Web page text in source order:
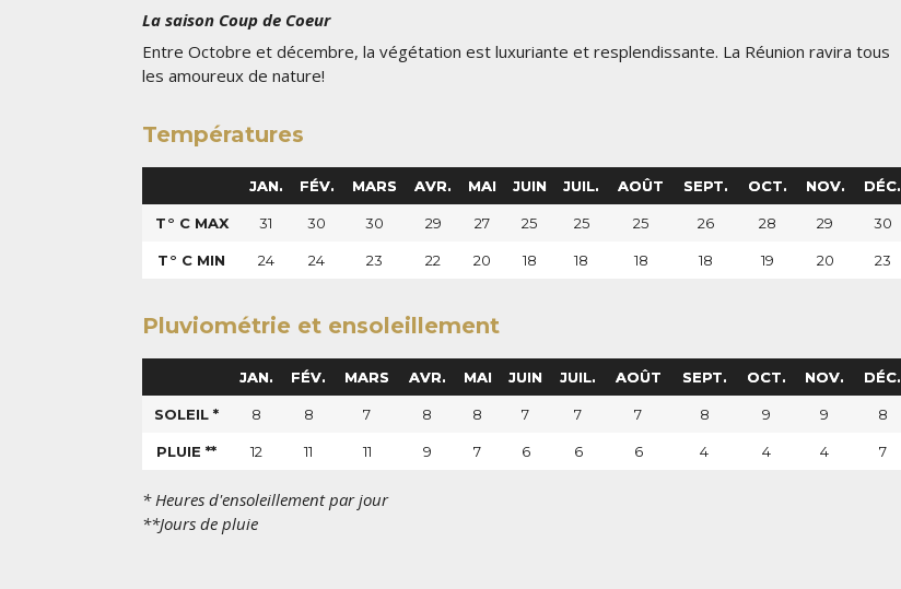
La saison Coup de Coeur
Entre Octobre et décembre, la végétation est luxuriante et resplendissante. La Réunion ravira tous
les amoureux de nature!
Températures
JAN. FÉV. MARS AVR. MAI JUIN JUIL. AOÛT SEPT. OCT. NOV. DÉC.
T° C MAX 31 30 30 29 27 25 25 25 26 28 29 30
T° C MIN 24 24 23 22 20 18 18 18 18 19 20 23
Pluviométrie et ensoleillement
JAN. FÉV. MARS AVR. MAI JUIN JUIL. AOÛT SEPT. OCT. NOV. DÉC.
SOLEIL * 8 8 7 8 8 7 7 7 8 9 9 8
PLUIE ** 12 11 11 9 7 6 6 6 4 4 4 7
* Heures d'ensoleillement par jour
**Jours de pluie